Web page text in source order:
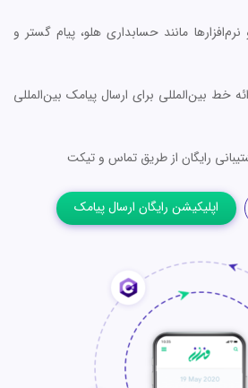
مانند حسابداری هلو، پیام گستر و
خط بین‌المللی برای ارسال پیامک بین‌المللی
رایگان از طریق تماس و تیکت
اپلیکیشن رایگان ارسال پیامک